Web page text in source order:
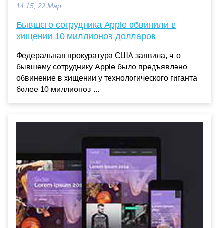
14:15, 22 Мар
Бывшего сотрудника Apple обвинили в
хищении 10 миллионов долларов
Федеральная прокуратура США заявила, что
бывшему сотруднику Apple было предъявлено
обвинение в хищении у технологического гиганта
более 10 миллионов ...